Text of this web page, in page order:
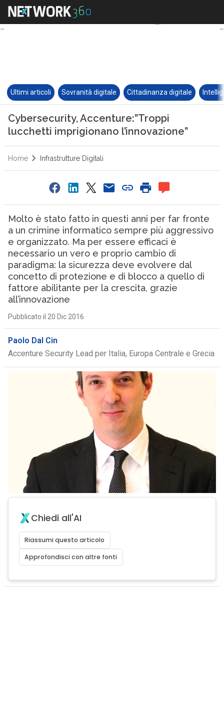
Ultimi articoli Sovranità digitale Cittadinanza digitale
Cybersecurity, Accenture:”Troppi
lucchetti imprigionano l’innovazione”
Home Infrastrutture Digitali
Molto è stato fatto in questi anni per far fronte
a un crimine informatico sempre più aggressivo
e organizzato. Ma per essere efficaci è
necessario un vero e proprio cambio di
paradigma: la sicurezza deve evolvere dal
concetto di protezione e di blocco a quello di
fattore abilitante per la crescita, grazie
all’innovazione
Pubblicato il 20 Dic 2016
Paolo Dal Cin
Accenture Security Lead per Italia, Europa Centrale e Grecia
Chiedi all'AI
Riassumi questo articolo
Approfondisci con altre fonti